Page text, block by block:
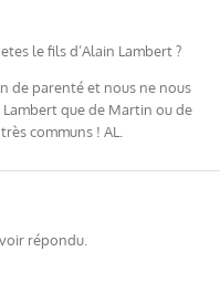
le fils d’Alain Lambert ?
de parenté et nous ne nous
que de Martin ou de
communs ! AL.
répondu.